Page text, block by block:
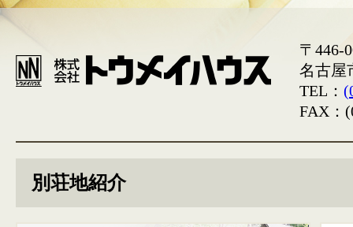
〒446-
名古屋
TEL：
FAX：
別荘地紹介